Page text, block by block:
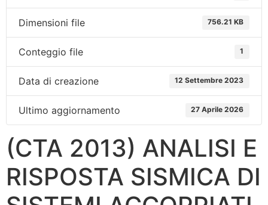
Dimensioni file 756.21 KB
Conteggio file 1
Data di creazione 12 Settembre 2023
Ultimo aggiornamento 27 Aprile 2026
(CTA 2013) ANALISI E
RISPOSTA SISMICA DI